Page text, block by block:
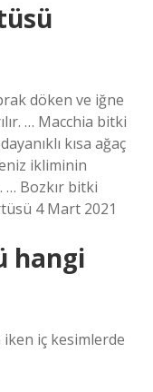
döken ve iğne
… Macchia bitki
kısa ağaç
ikliminin
Bozkır bitki
4 Mart 2021
hangi
iken iç kesimlerde